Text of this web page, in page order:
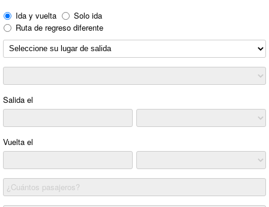
Ida y vuelta
Solo ida
Ruta de regreso diferente
Salida el
Vuelta el
¿Cuántos pasajeros?